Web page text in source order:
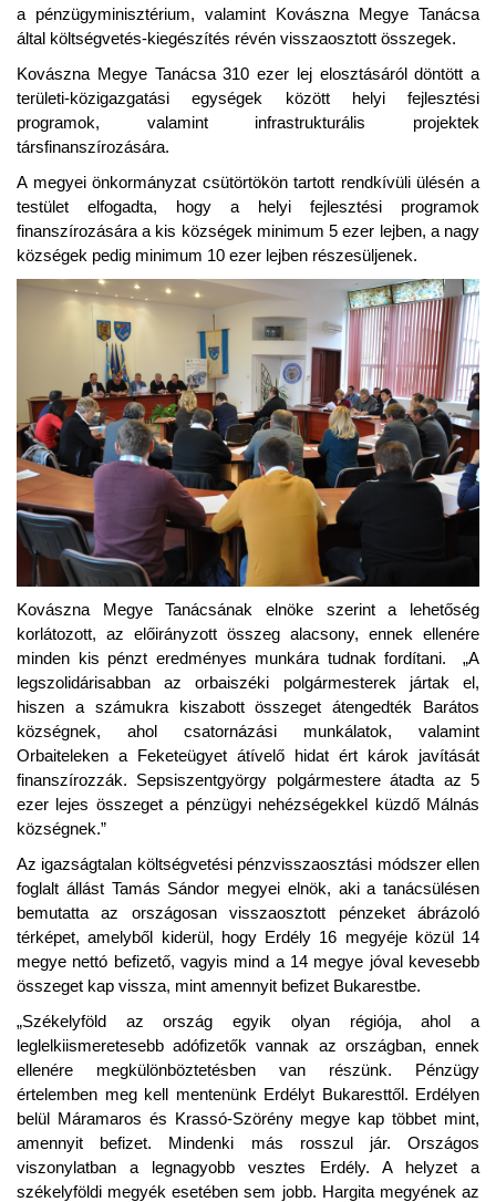
a pénzügyminisztérium, valamint Kovászna Megye Tanácsa
által költségvetés-kiegészítés révén visszaosztott összegek.
Kovászna Megye Tanácsa 310 ezer lej elosztásáról döntött a
területi-közigazgatási egységek között helyi fejlesztési
programok, valamint infrastrukturális projektek
társfinanszírozására.
A megyei önkormányzat csütörtökön tartott rendkívüli ülésén a
testület elfogadta, hogy a helyi fejlesztési programok
finanszírozására a kis községek minimum 5 ezer lejben, a nagy
községek pedig minimum 10 ezer lejben részesüljenek.
Kovászna Megye Tanácsának elnöke szerint a lehetőség
korlátozott, az előirányzott összeg alacsony, ennek ellenére
minden kis pénzt eredményes munkára tudnak fordítani. „A
legszolidárisabban az orbaiszéki polgármesterek jártak el,
hiszen a számukra kiszabott összeget átengedték Barátos
községnek, ahol csatornázási munkálatok, valamint
Orbaiteleken a Feketeügyet átívelő hidat ért károk javítását
finanszírozzák. Sepsiszentgyörgy polgármestere átadta az 5
ezer lejes összeget a pénzügyi nehézségekkel küzdő Málnás
községnek.”
Az igazságtalan költségvetési pénzvisszaosztási módszer ellen
foglalt állást Tamás Sándor megyei elnök, aki a tanácsülésen
bemutatta az országosan visszaosztott pénzeket ábrázoló
térképet, amelyből kiderül, hogy Erdély 16 megyéje közül 14
megye nettó befizető, vagyis mind a 14 megye jóval kevesebb
összeget kap vissza, mint amennyit befizet Bukarestbe.
„Székelyföld az ország egyik olyan régiója, ahol a
leglelkiismeretesebb adófizetők vannak az országban, ennek
ellenére megkülönböztetésben van részünk. Pénzügy
értelemben meg kell mentenünk Erdélyt Bukaresttől. Erdélyen
belül Máramaros és Krassó-Szörény megye kap többet mint,
amennyit befizet. Mindenki más rosszul jár. Országos
viszonylatban a legnagyobb vesztes Erdély. A helyzet a
székelyföldi megyék esetében sem jobb. Hargita megyének az